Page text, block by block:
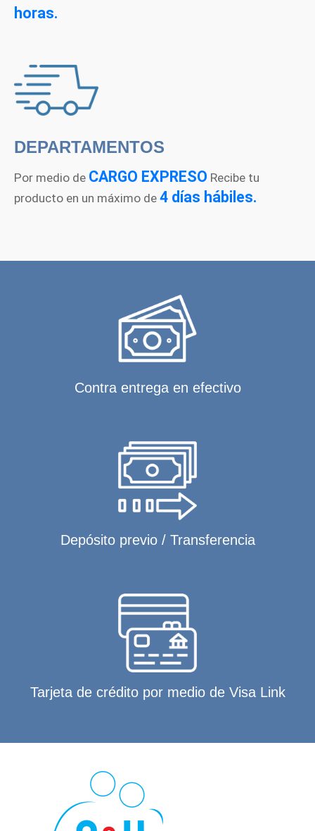
horas.
DEPARTAMENTOS
Por medio de CARGO EXPRESO Recibe tu
producto en un máximo de 4 días hábiles.
Contra entrega en efectivo
Depósito previo / Transferencia
Tarjeta de crédito por medio de Visa Link